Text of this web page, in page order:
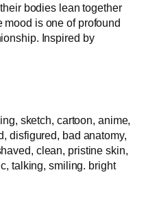
bodies lean together
is one of profound
Inspired by
sketch, cartoon, anime,
disfigured, bad anatomy,
clean, pristine skin,
talking, smiling. bright